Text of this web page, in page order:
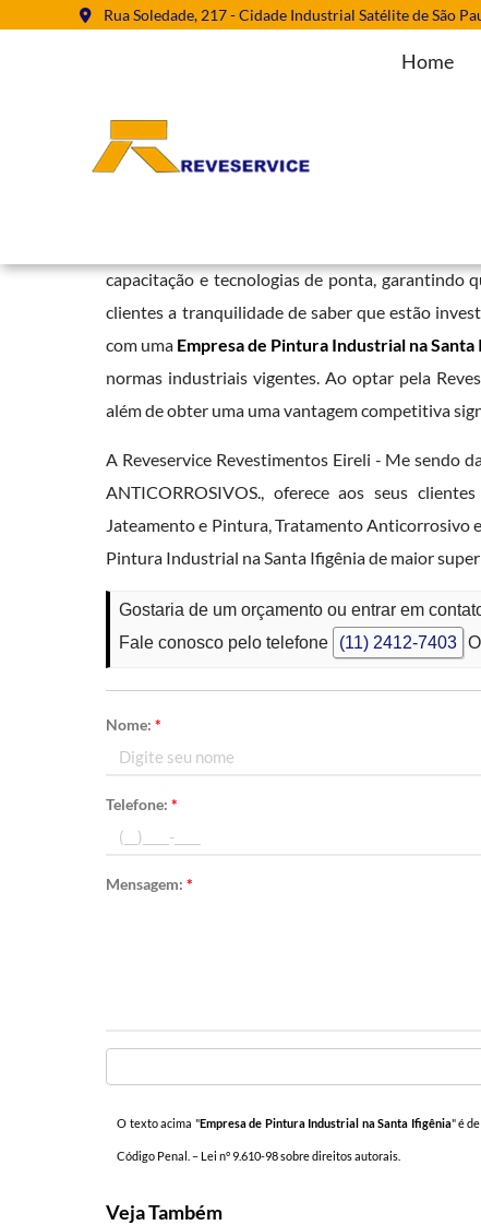
Rua Soledade, 217 - Cidade Industrial Satélite de São
Home
Empresa de Pintura Industrial
A Reveservice se diferencia pelo seu
capacitação e tecnologias de ponta, garantindo
clientes a tranquilidade de saber que estão
com uma Empresa de Pintura Industrial na Santa
normas industriais vigentes. Ao optar pela
além de obter uma uma vantagem competitiva
A Reveservice Revestimentos Eireli - Me sendo
ANTICORROSIVOS., oferece aos seus
Jateamento e Pintura, Tratamento Anticorrosivo
Pintura Industrial na Santa Ifigênia de maior
Gostaria de um orçamento ou entrar em
Fale conosco pelo telefone
(11) 2412-7403
Nome:*
Telefone:*
Mensagem:*
O texto acima "Empresa de Pintura Industrial na Santa Ifigênia" é
Código Penal. – Lei n° 9.610-98 sobre direitos autorais
Veja Também